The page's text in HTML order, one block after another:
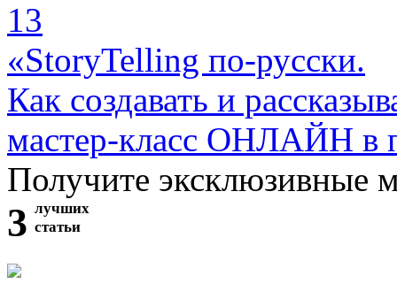
13
«StoryTelling по-русски.
Как создавать и
мастер-класс ОНЛАЙН в
Получите эксклюзивные
3 лучших
статьи